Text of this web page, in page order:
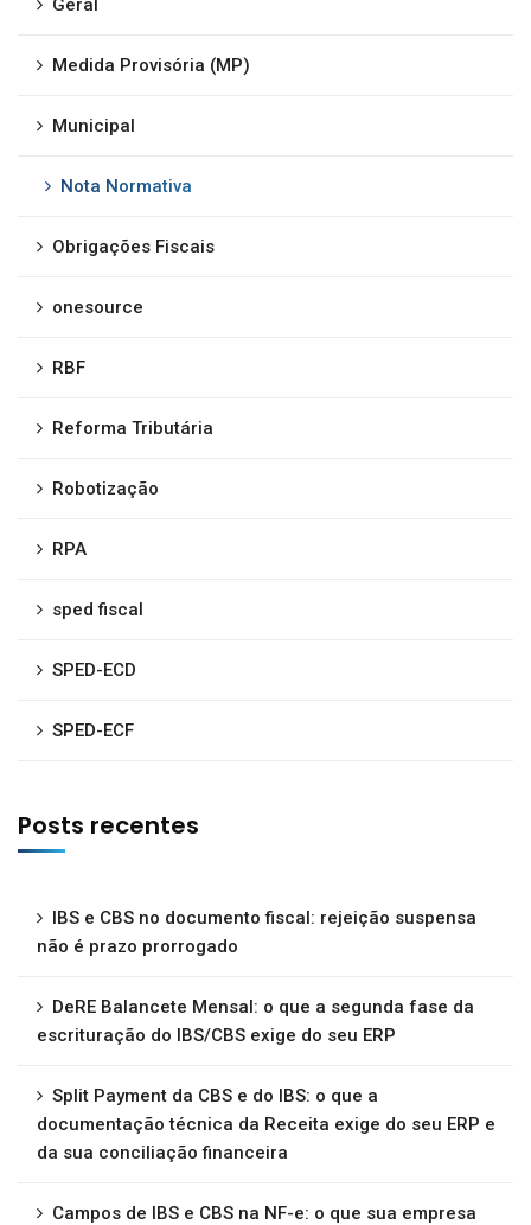
Geral
Medida Provisória (MP)
Municipal
Nota Normativa
Obrigações Fiscais
onesource
RBF
Reforma Tributária
Robotização
RPA
sped fiscal
SPED-ECD
SPED-ECF
Posts recentes
IBS e CBS no documento fiscal: rejeição suspensa
não é prazo prorrogado
DeRE Balancete Mensal: o que a segunda fase da
escrituração do IBS/CBS exige do seu ERP
Split Payment da CBS e do IBS: o que a
documentação técnica da Receita exige do seu ERP e
da sua conciliação financeira
Campos de IBS e CBS na NF-e: o que sua empresa